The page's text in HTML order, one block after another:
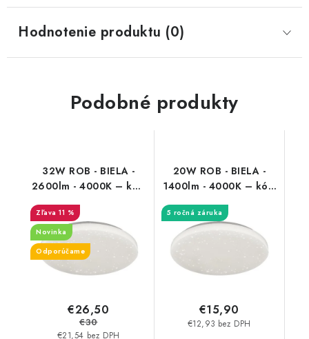
Hodnotenie produktu (0)
Podobné produkty
32W ROB - BIELA -
2600lm - 4000K – kód
RB5436
11 %
Novinka
Odporúčame
€21,54 bez DPH
€26,50
€30
20W ROB - BIELA -
1400lm - 4000K – kód
RB5435
5 ročná záruka
€12,93 bez DPH
€15,90